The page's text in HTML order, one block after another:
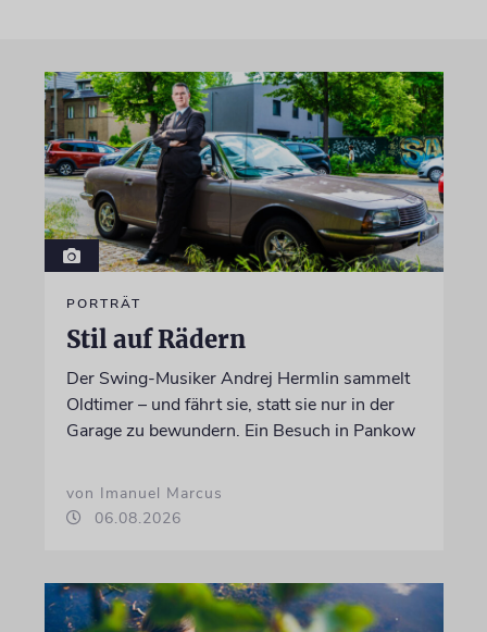
PORTRÄT
Stil auf Rädern
Der Swing-Musiker Andrej Hermlin sammelt
Oldtimer – und fährt sie, statt sie nur in der
Garage zu bewundern. Ein Besuch in Pankow
von Imanuel Marcus
06.08.2026